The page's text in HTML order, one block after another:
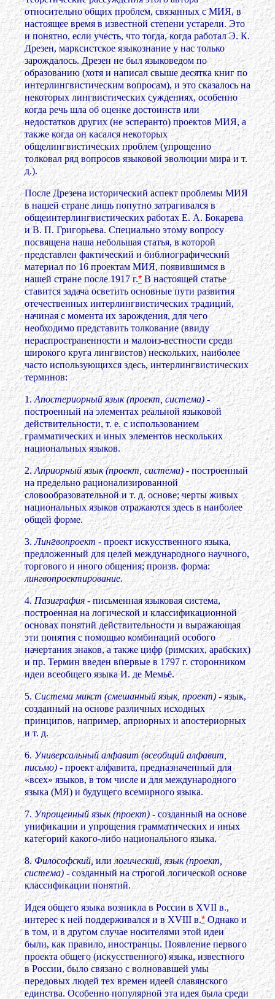
относительно общих проблем, связанных с МИЯ, в
настоящее время в известной степени устарели. Это
и понятно, если учесть, что тогда, когда работал Э. К.
Дрезен, марксистское языкознание у нас только
зарождалось. Дрезен не был языковедом по
образованию (хотя и написал свыше десятка книг по
интерлингвистическим вопросам), и это сказалось на
некоторых лингвистических суждениях, особенно
когда речь шла об оценке достоинств или
недостатков других (не эсперанто) проектов МИЯ, а
также когда он касался некоторых
общелингвистических проблем (упрощенно
толковал ряд вопросов языковой эволюции мира и т.
д.).
После Дрезена исторический аспект проблемы МИЯ
в нашей стране лишь попутно затрагивался в
общеинтерлингвистических работах Е. А. Бокарева
и В. П. Григорьева. Специально этому вопросу
посвящена наша небольшая статья, в которой
представлен фактический и библиографический
материал по 16 проектам МИЯ, появившимся в
нашей стране после 1917 г.* В настоящей статье
ставится задача осветить основные пути развития
отечественных интерлингвистических традиций,
начиная с момента их зарождения, для чего
необходимо представить толкование (ввиду
нераспространенности и малоиз-вестности среди
широкого круга лингвистов) нескольких, наиболее
часто использующихся здесь, интерлингвистических
терминов:
1.Апостериорный язык (проект, система) -
построенный на элементах реальной языковой
действительности, т. е. с использованием
грамматических и иных элементов нескольких
национальных языков.
2.Априорный язык (проект, система)- построенный
на предельно рационализированной
словообразовательной и т. д. основе; черты живых
национальных языков отражаются здесь в наиболее
общей форме.
3.Лингвопроект- проект искусственного языка,
предложенный для целей международного научного,
торгового и иного общения; произв. форма:
лингвопроектирование.
4.Пазиграфия- письменная языковая система,
построенная на логической и классификационной
основах понятий действительности и выражающая
эти понятия с помощью комбинаций особого
начертания знаков, а также цифр (римских, арабских)
и пр. Термин введен впервые в 1797 г. сторонником
идеи всеобщего языка И. де Мемьё.
5.Система микст (смешанный язык, проект)- язык,
созданный на основе различных исходных
принципов, например, априорных и апостериорных
и т. д.
6.Универсальный алфавит (всеобщий алфавит,
письмо) -проект алфавита, предназначенный для
«всех» языков, в том числе и для международного
языка (МЯ) и будущего всемирного языка.
7.Упрощенный язык (проект)- созданный на основе
унификации и упрощения грамматических и иных
категорий какого-либо национального языка.
8.Философский,или логический, язык (проект,
система)- созданный на строгой логической основе
классификации понятий.
Идея общего языка возникла в России в XVII в.,
интерес к ней поддерживался и в XVIII в.*Однако и
в том, и в другом случае носителями этой идеи
были, как правило, иностранцы. Появление первого
проекта общего (искусственного) языка, известного
в России, было связано с волновавшей умы
передовых людей тех времен идеей славянского
единства. Особенно популярной эта идея была среди